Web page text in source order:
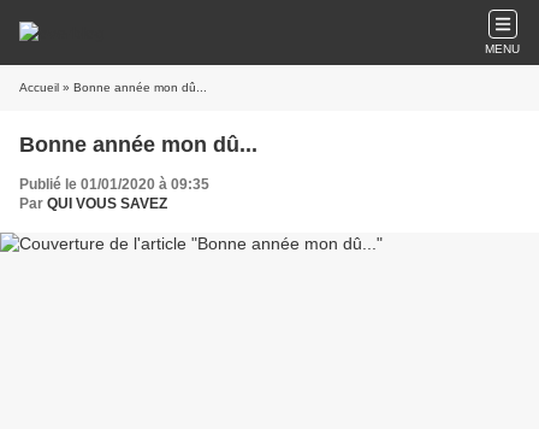
MENU
Accueil » Bonne année mon dû...
Bonne année mon dû...
Publié le 01/01/2020 à 09:35
Par QUI VOUS SAVEZ